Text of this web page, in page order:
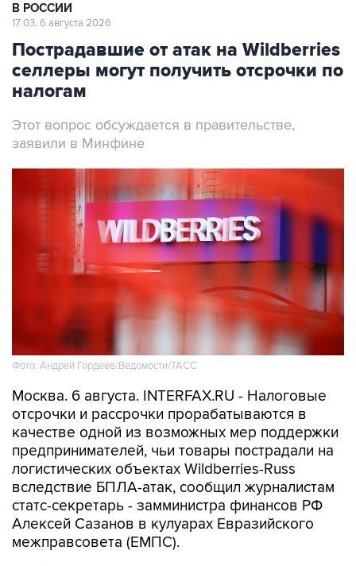
В РОССИИ
17:03, 6 августа 2026
Пострадавшие от атак на Wildberries
селлеры могут получить отсрочки по
налогам
Этот вопрос обсуждается в правительстве,
заявили в Минфине
Фото: Андрей Гордеев/Ведомости/ТАСС
Москва. 6 августа. INTERFAX.RU - Налоговые
отсрочки и рассрочки прорабатываются в
качестве одной из возможных мер поддержки
предпринимателей, чьи товары пострадали на
логистических объектах Wildberries-Russ
вследствие БПЛА-атак, сообщил журналистам
статс-секретарь - замминистра финансов РФ
Алексей Сазанов в кулуарах Евразийского
межправсовета (ЕМПС).